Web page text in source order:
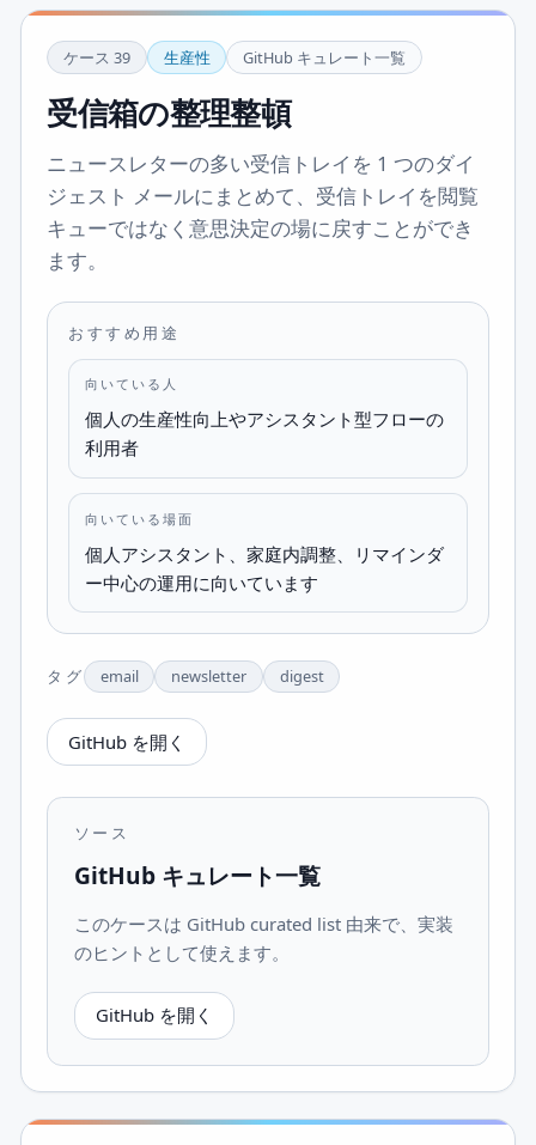
ケース 39 生産性 GitHub キュレート一覧
受信箱の整理整頓
ニュースレターの多い受信トレイを 1 つのダイ
ジェスト メールにまとめて、受信トレイを閲覧
キューではなく意思決定の場に戻すことができ
ます。
おすすめ用途
向いている人
個人の生産性向上やアシスタント型フローの
利用者
向いている場面
個人アシスタント、家庭内調整、リマインダ
ー中心の運用に向いています
タグ email newsletter digest
GitHub を開く
ソース
GitHub キュレート一覧
このケースは GitHub curated list 由来で、実装
のヒントとして使えます。
GitHub を開く